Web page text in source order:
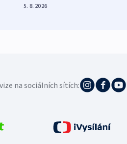
5. 8. 2026
na sociálních sítích: